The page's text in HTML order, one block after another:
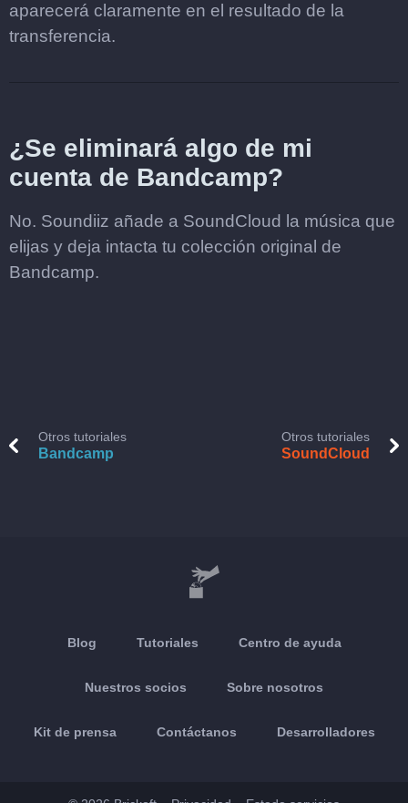
aparecerá claramente en el resultado de la
transferencia.
¿Se eliminará algo de mi
cuenta de Bandcamp?
No. Soundiiz añade a SoundCloud la música que
elijas y deja intacta tu colección original de
Bandcamp.
Otros tutoriales
Bandcamp
Otros tutoriales
SoundCloud
Blog Tutoriales Centro de ayuda
Nuestros socios Sobre nosotros
Kit de prensa Contáctanos Desarrolladores